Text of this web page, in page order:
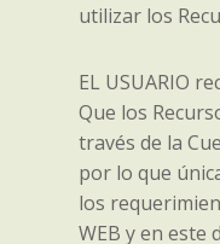
utilizar los
EL USUARIO
Que los
través de la
por lo que
los
WEB y en este